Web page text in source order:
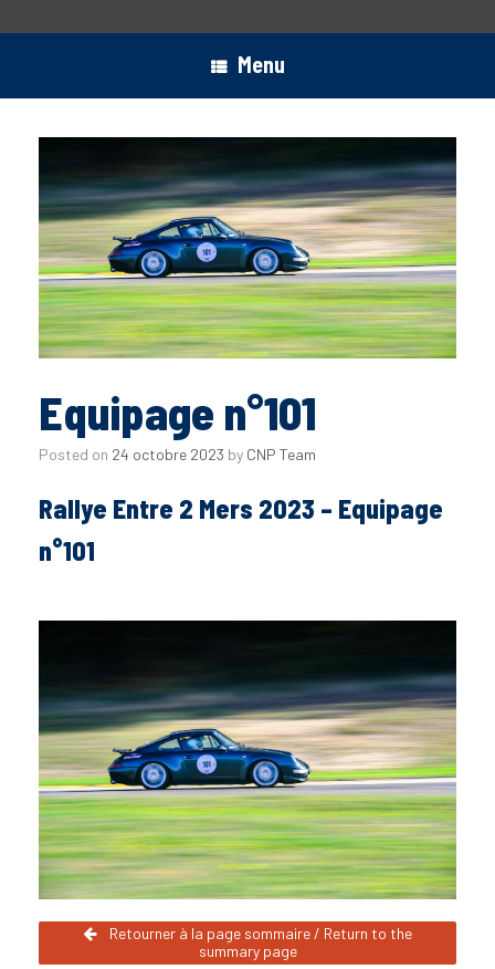
Menu
Equipage n°101
Posted on 24 octobre 2023 by CNP Team
Rallye Entre 2 Mers 2023 – Equipage
n°101
Retourner à la page sommaire / Return to the
summary page